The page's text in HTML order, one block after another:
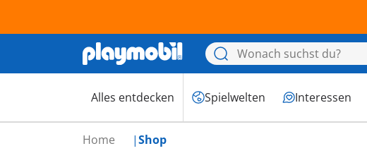
Alles entdecken Spielwelten Interessen
Home Shop